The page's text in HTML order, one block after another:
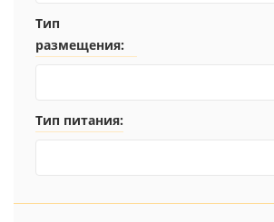
Тип
размещения:
Тип питания: